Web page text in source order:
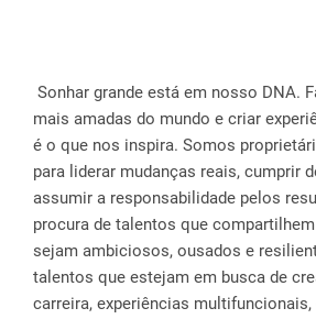
mais amadas do mundo e criar
é o que nos inspira. Somos
para liderar mudanças reais, cumprir
assumir a responsabilidade pelos
procura de talentos que
sejam ambiciosos, ousados e
talentos que estejam em busca de
carreira, experiências